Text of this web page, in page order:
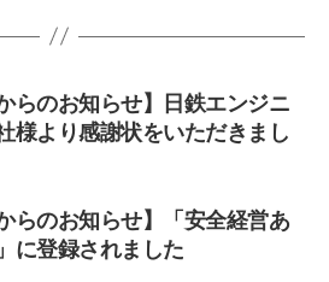
らのお知らせ】日鉄エンジニ
様より感謝状をいただきまし
らのお知らせ】「安全経営あ
に登録されました